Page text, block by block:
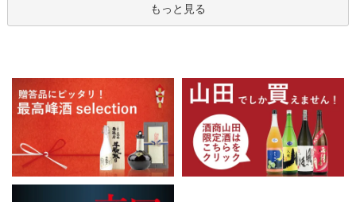
もっと見る